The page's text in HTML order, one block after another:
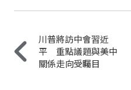
川普將訪中會習近
平 重點議題與美中
關係走向受矚目